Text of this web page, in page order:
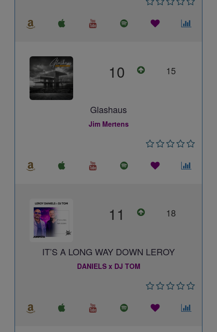
10 15
Glashaus
Jim Mertens
11 18
IT’S A LONG WAY DOWN LEROY
DANIELS x DJ TOM